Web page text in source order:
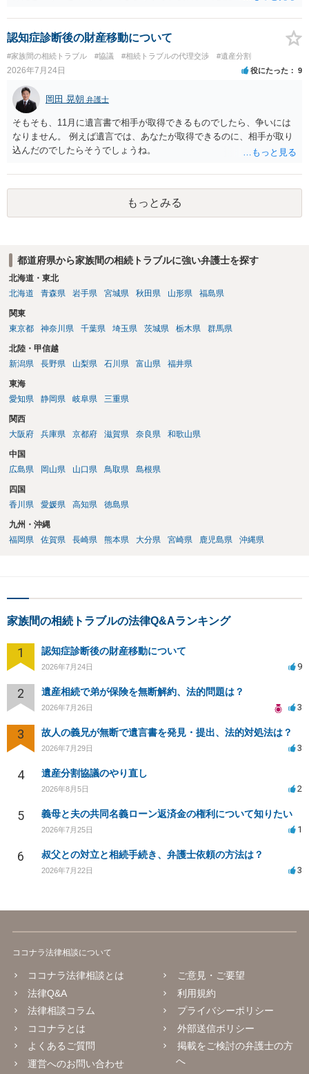
認知症診断後の財産移動について
#家族間の相続トラブル #協議 #相続トラブルの代理交渉 #遺産分割
2026年7月24日 役にたった 9
岡田 晃朝 弁護士
そもそも、11月に遺言書で相手が取得できるものでしたら、争いには
なりません。 例えば遺言では、あなたが取得できるのに、相手が取り
込んだのでしたらそうでしょうね。
もっとみる
都道府県から家族間の相続トラブルに強い弁護士を探す
北海道・東北
北海道
青森県 岩手県 宮城県 秋田県 山形県 福島県
関東
東京都
神奈川県 千葉県 埼玉県 茨城県 栃木県 群馬県
北陸・甲信越
新潟県
長野県 山梨県 石川県 富山県 福井県
東海
愛知県
静岡県 岐阜県 三重県
関西
大阪府
兵庫県 京都府 滋賀県 奈良県 和歌山県
中国
広島県
岡山県 山口県 鳥取県 島根県
四国
香川県
愛媛県 高知県 徳島県
九州・沖縄
福岡県
佐賀県 長崎県 熊本県 大分県 宮崎県 鹿児島県 沖縄県
家族間の相続トラブルの法律Q&Aランキング
1 認知症診断後の財産移動について
2026年7月24日 9
2 遺産相続で弟が保険を無断解約、法的問題は？
2026年7月26日 3
3 故人の義兄が無断で遺言書を発見・提出、法的対処法は？
2026年7月29日 3
4 遺産分割協議のやり直し
2026年8月5日 2
5 義母と夫の共同名義ローン返済金の権利について知りたい
2026年7月25日 1
6 叔父との対立と相続手続き、弁護士依頼の方法は？
2026年7月22日 3
ココナラ法律相談について
ココナラ法律相談とは
法律Q&A
法律相談コラム
ココナラとは
よくあるご質問
運営へのお問い合わせ
ご意見・ご要望
利用規約
プライバシーポリシー
外部送信ポリシー
掲載をご検討の弁護士の方
へ